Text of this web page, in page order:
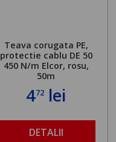
Teava corugata PE,
protectie cablu DE 50
450 N/m Elcor, rosu,
50m
472 lei
DETALII